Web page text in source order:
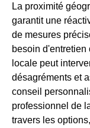
La proximité
garantit une
de mesures
besoin
locale peut
désagréments et
conseil
professionnel de
travers les